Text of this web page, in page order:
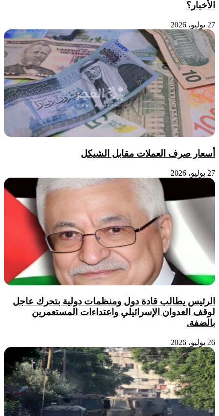
الأخبار؟
27 يوليو، 2026
أسعار صرف العملات مقابل الشيكل
27 يوليو، 2026
الرئيس يطالب قادة دول ومنظمات دولية بتحرك عاجل
لوقف العدوان الإسرائيلي واعتداءات المستعمرين
بالضفة.
26 يوليو، 2026